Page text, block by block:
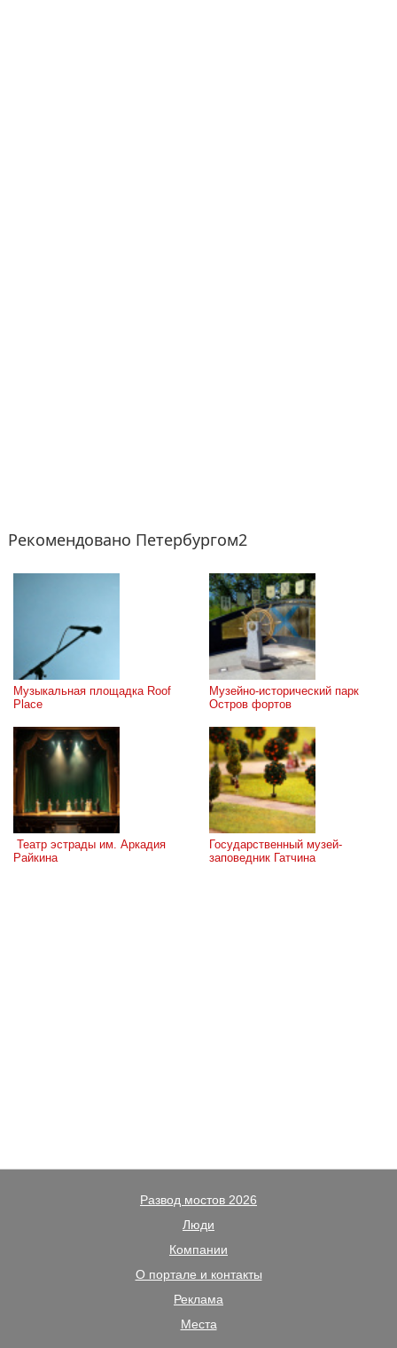
Рекомендовано Петербургом2
Музыкальная площадка Roof
Place
Музейно-исторический парк
Остров фортов
Райкина
Государственный музей-
заповедник Гатчина
Развод мостов 2026
Люди
Компании
О портале и контакты
Реклама
Места